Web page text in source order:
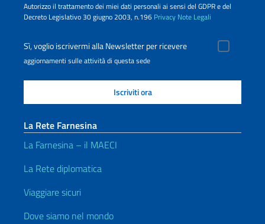
Autorizzo il trattamento dei miei dati personali ai sensi del GDPR e del
Decreto Legislativo 30 giugno 2003, n.196 Privacy Note Legali
Sì, voglio iscrivermi alla Newsletter per ricevere
aggiornamenti sulle attività di questa sede
La Rete Farnesina
La Farnesina – il MAECI
La Rete diplomatica
Viaggiare sicuri
Dove siamo nel mondo